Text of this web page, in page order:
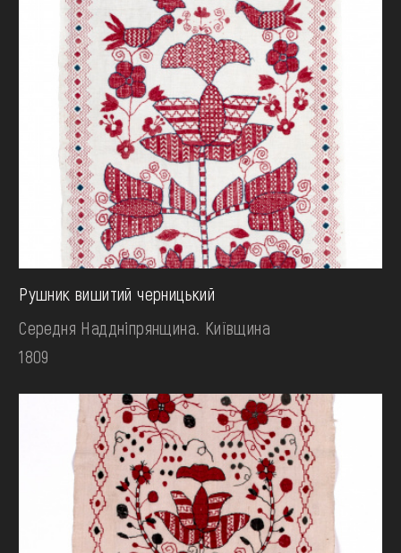
Рушник вишитий черницький
Середня Наддніпрянщина. Київщина
1809